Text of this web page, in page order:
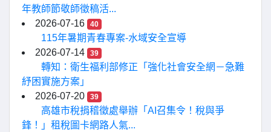
年教師節敬師徵稿活...
2026-07-16
40
115年暑期青春專案-水域安全宣導
2026-07-14
39
轉知：衛生福利部修正「強化社會安全網－急難
紓困實施方案」
2026-07-20
39
高雄市稅捐稽徵處舉辦「AI召集令！稅與爭
鋒！」租稅圖卡網路人氣...